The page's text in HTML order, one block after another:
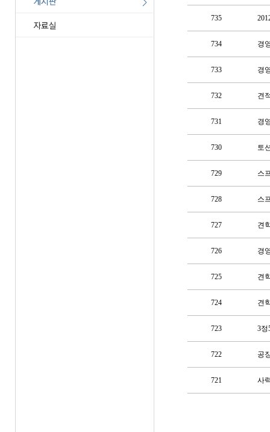
735
734 경
733 경
732 견
731 경
730 토
729 스
728 스
727 견
726 경
725 견
724 견
723 3정
722 공
721 사